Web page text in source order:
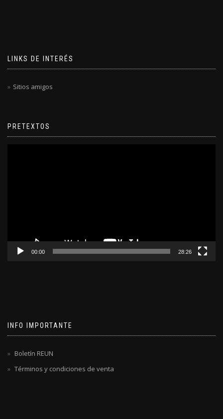
LINKS DE INTERÉS
Sitios amigos
PRETEXTOS
00:00 28:26
INFO IMPORTANTE
Boletín REUN
Términos y condiciones de venta